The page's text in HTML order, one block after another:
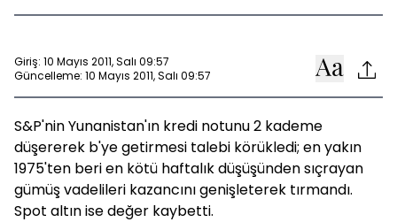
Giriş: 10 Mayıs 2011, Salı 09:57
Güncelleme: 10 Mayıs 2011, Salı 09:57
S&P'nin Yunanistan'ın kredi notunu 2 kademe
düşererek b'ye getirmesi talebi körükledi; en yakın
1975'ten beri en kötü haftalık düşüşünden sıçrayan
gümüş vadelileri kazancını genişleterek tırmandı.
Spot altın ise değer kaybetti.